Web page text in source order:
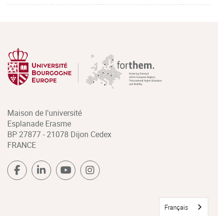
Maison de l'université
Esplanade Erasme
BP 27877 - 21078 Dijon Cedex
FRANCE
Français